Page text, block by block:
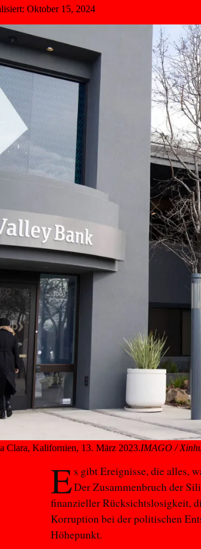
Oktober 15, 2024
Clara, Kalifornien, 13. März 2023.IMAGO /
Es gibt Ereignisse, die alles,
Der Zusammenbruch der
finanzieller Rücksichtslosigkeit,
Korruption bei der politischen
Höhepunkt.